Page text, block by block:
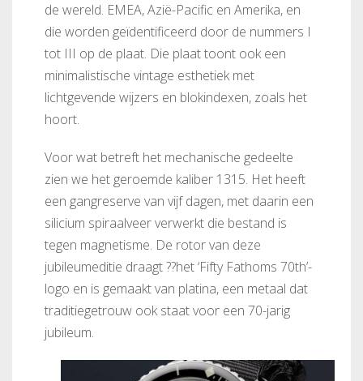
de wereld. EMEA, Azië-Pacific en Amerika, en
die worden geïdentificeerd door de nummers I
tot III op de plaat. Die plaat toont ook een
minimalistische vintage esthetiek met
lichtgevende wijzers en blokindexen, zoals het
hoort.
Voor wat betreft het mechanische gedeelte
zien we het geroemde kaliber 1315. Het heeft
een gangreserve van vijf dagen, met daarin een
silicium spiraalveer verwerkt die bestand is
tegen magnetisme. De rotor van deze
jubileumeditie draagt ??het ‘Fifty Fathoms 70th’-
logo en is gemaakt van platina, een metaal dat
traditiegetrouw ook staat voor een 70-jarig
jubileum.